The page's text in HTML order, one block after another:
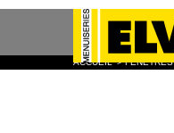
ACCUEIL > FENÊTRES